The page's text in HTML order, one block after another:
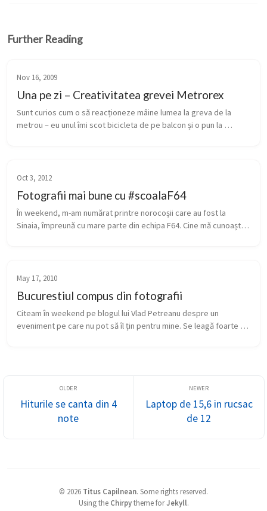
Further Reading
Nov 16, 2009
Una pe zi – Creativitatea grevei Metrorex
Sunt curios cum o să reacționeze mâine lumea la greva de la
metrou – eu unul îmi scot bicicleta de pe balcon și o pun la
Oct 3, 2012
Fotografii mai bune cu #scoalaF64
În weekend, m-am numărat printre norocoșii care au fost la
Sinaia, împreună cu mare parte din echipa F64. Cine mă cunoaște
May 17, 2010
Bucurestiul compus din fotografii
Citeam în weekend pe blogul lui Vlad Petreanu despre un
eveniment pe care nu pot să îl țin pentru mine. Se leagă foarte
Hiturile se canta din 4
note
Laptop de 15,6 in rucsac
de 12
© 2026 Titus Capilnean. Some rights reserved.
Using the Chirpytheme forJekyll.